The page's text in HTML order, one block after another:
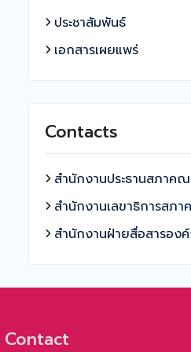
ประชาสัมพันธ์
เอกสารเผยแพร่
Contacts
สำนักงานประธานสภาค
สำนักงานเลขาธิการสภ
สำนักงานฝ่ายสื่อสารอ
Contact